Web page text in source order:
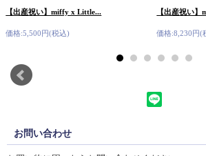
【出産祝い】miffy x Little...
価格:5,500円(税込)
【出産祝い
価格:8,230円(
お問い合わせ